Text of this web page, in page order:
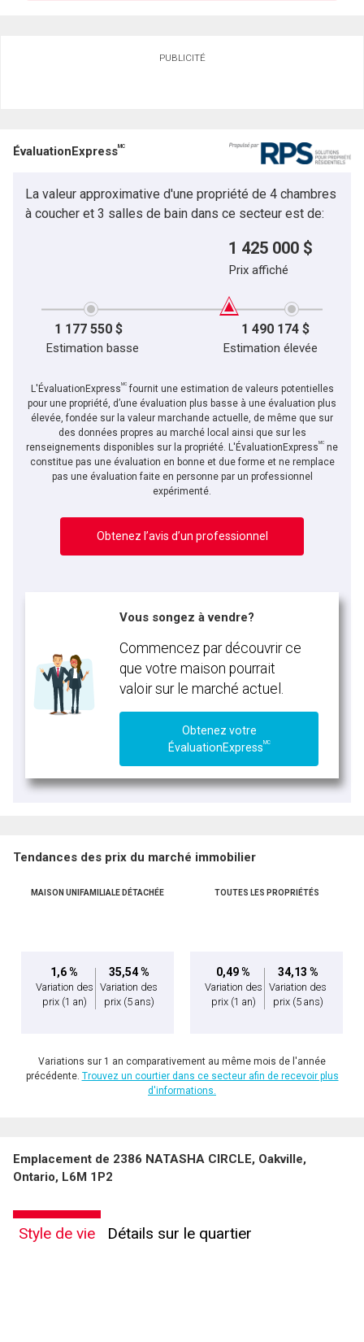
Téléphone
Message
En cliquant sur le bouton « soumettre », vous consentez à nos conditions d'utilisation et
vous nous fournissez l'autorisation écrite de communiquer avec vous.
PUBLICITÉ
ÉvaluationExpressMC
La valeur approximative d'une propriété de 4 chambres
à coucher et 3 salles de bain dans ce secteur est de:
1 425 000 $
Prix affiché
1 177 550 $ 1 490 174 $
Estimation basse Estimation élevée
L'ÉvaluationExpressMCfournit une estimation de valeurs potentielles
pour une propriété, d’une évaluation plus basse à une évaluation plus
élevée, fondée sur la valeur marchande actuelle, de même que sur
des données propres au marché local ainsi que sur les
renseignements disponibles sur la propriété. L'ÉvaluationExpressMC ne
constitue pas une évaluation en bonne et due forme et ne remplace
pas une évaluation faite en personne par un professionnel
expérimenté.
Obtenez l’avis d’un professionnel
Vous songez à vendre?
Commencez par découvrir ce
que votre maison pourrait
valoir sur le marché actuel.
Obtenez votre
ÉvaluationExpressMC
Tendances des prix du marché immobilier
MAISON UNIFAMILIALE DÉTACHÉE
1,6 %
Variation des
prix (1 an)
35,54 %
Variation des
prix (5 ans)
TOUTES LES PROPRIÉTÉS
0,49 %
Variation des
prix (1 an)
34,13 %
Variation des
prix (5 ans)
Variations sur 1 an comparativement au même mois de l'année
précédente. Trouvez un courtier dans ce secteur afin de recevoir plus
d'informations.
Emplacement de 2386 NATASHA CIRCLE, Oakville,
Ontario, L6M 1P2
Style de vie Détails sur le quartier